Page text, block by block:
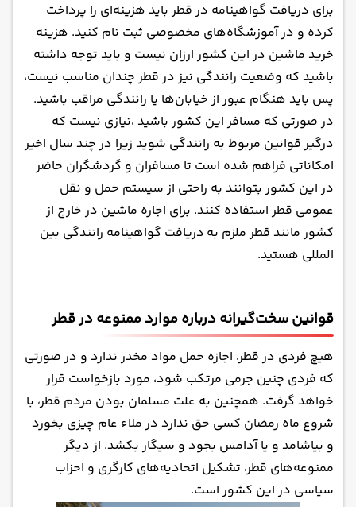
برای دریافت گواهینامه در قطر باید هزینه‌ای را پرداخت
کرده و در آموزشگاه‌های مخصوصی ثبت نام کنید. هزینه
خرید ماشین در این کشور ارزان نیست و باید توجه داشته
باشید که وضعیت رانندگی نیز در قطر چندان مناسب نیست،
پس باید هنگام عبور از خیابان‌ها یا رانندگی مراقب باشید.
در صورتی که مسافر این کشور باشید ،نیازی نیست که
درگیر قوانین مربوط به رانندگی شوید زیرا در چند سال اخیر
امکاناتی فراهم شده است تا مسافران و گردشگران حاضر
در این کشور بتوانند به راحتی از سیستم حمل و نقل
عمومی قطر استفاده کنند. برای اجاره ماشین در خارج از
کشورمانند قطر ملزم به دریافت گواهینامه رانندگی بین
المللی هستید.
قوانین سخت‌گیرانه درباره موارد ممنوعه در قطر
هیچ فردی در قطر، اجازه حمل مواد مخدر ندارد و در صورتی
که فردی چنین جرمی مرتکب شود، مورد بازخواست قرار
خواهد گرفت. همچنین به علت مسلمان بودن مردم قطر، با
شروع ماه رمضان کسی حق ندارد در ملاء عام چیزی بخورد
و بیاشامد و یا آدامس بجود و سیگار بکشد. از دیگر
ممنوعه‌های قطر، تشکیل اتحادیه‌های کارگری و احزاب
سیاسی در این کشور است.